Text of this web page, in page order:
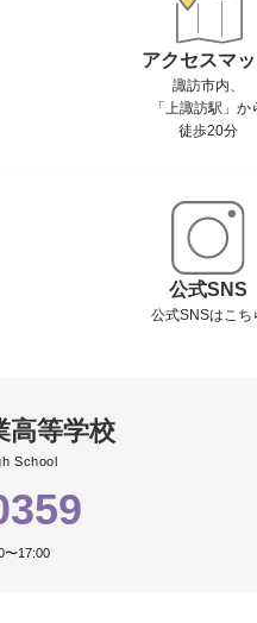
アクセスマ
諏訪市内、
「上諏訪駅」か
徒歩20分
公式SNS
公式SNSはこち
高等学校
School
〜17:00